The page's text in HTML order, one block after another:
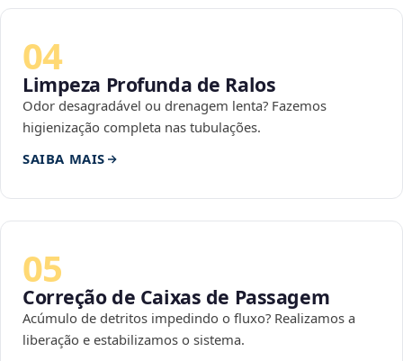
04
Limpeza Profunda de Ralos
Odor desagradável ou drenagem lenta? Fazemos
higienização completa nas tubulações.
SAIBA MAIS
05
Correção de Caixas de Passagem
Acúmulo de detritos impedindo o fluxo? Realizamos a
liberação e estabilizamos o sistema.